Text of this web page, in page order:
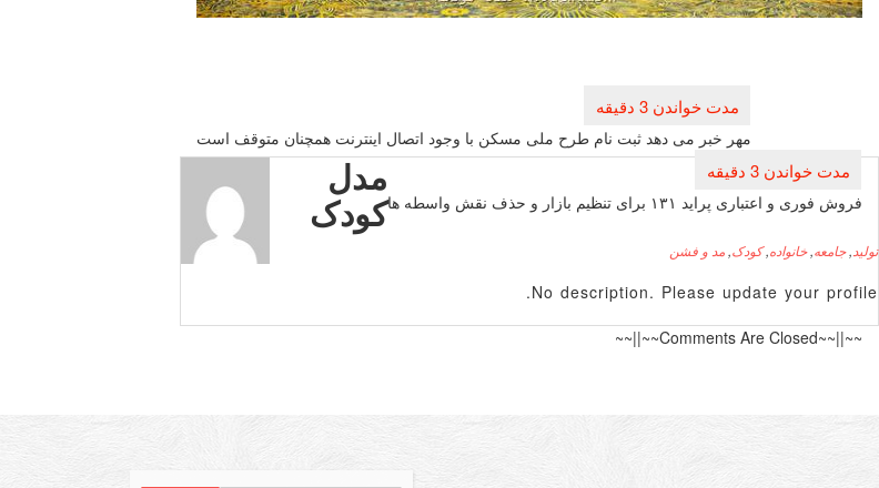
مهر خبر می دهد ثبت نام طرح ملی مسكن با وجود اتصال اینترنت همچنان متوقف است
فروش فوری و اعتباری پراید ۱۳۱ برای تنظیم بازار و حذف نقش واسطه ها
مدل
کودک
تولید ,جامعه,خانواده,کودک, مد و فشن
No description. Please update your profile.
~~||~~Comments Are Closed~~||~~